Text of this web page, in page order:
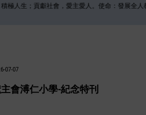
；貢獻社會，愛主愛人。使命：發展全人教育
07-07
會溥仁小學-紀念特刊